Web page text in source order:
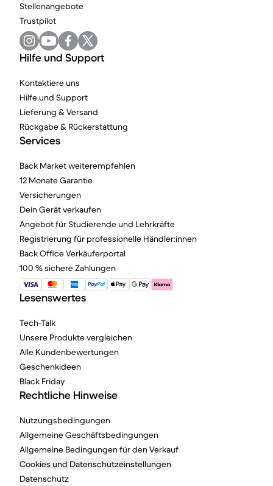
Stellenangebote
Trustpilot
Hilfe und Support
Kontaktiere uns
Hilfe und Support
Lieferung & Versand
Rückgabe & Rückerstattung
Services
Back Market weiterempfehlen
12 Monate Garantie
Versicherungen
Dein Gerät verkaufen
Angebot für Studierende und Lehrkräfte
Registrierung für professionelle Händler:innen
Back Office Verkäuferportal
100 % sichere Zahlungen
Lesenswertes
Tech-Talk
Unsere Produkte vergleichen
Alle Kundenbewertungen
Geschenkideen
Black Friday
Rechtliche Hinweise
Nutzungsbedingungen
Allgemeine Geschäftsbedingungen
Allgemeine Bedingungen für den Verkauf
Cookies und Datenschutzeinstellungen
Datenschutz